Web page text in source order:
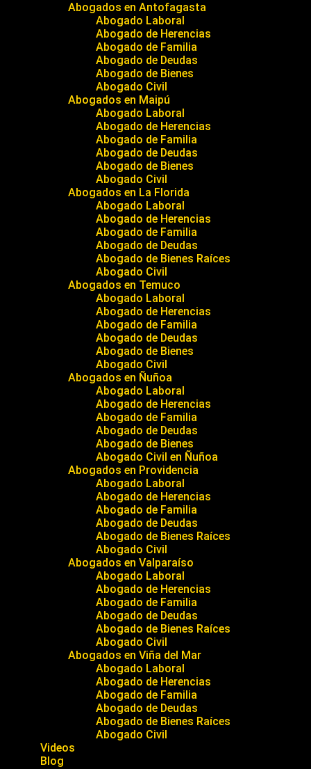
Abogados en Antofagasta
Abogado Laboral
Abogado de Herencias
Abogado de Familia
Abogado de Deudas
Abogado de Bienes
Abogado Civil
Abogados en Maipú
Abogado Laboral
Abogado de Herencias
Abogado de Familia
Abogado de Deudas
Abogado de Bienes
Abogado Civil
Abogados en La Florida
Abogado Laboral
Abogado de Herencias
Abogado de Familia
Abogado de Deudas
Abogado de Bienes Raíces
Abogado Civil
Abogados en Temuco
Abogado Laboral
Abogado de Herencias
Abogado de Familia
Abogado de Deudas
Abogado de Bienes
Abogado Civil
Abogados en Ñuñoa
Abogado Laboral
Abogado de Herencias
Abogado de Familia
Abogado de Deudas
Abogado de Bienes
Abogado Civil en Ñuñoa
Abogados en Providencia
Abogado Laboral
Abogado de Herencias
Abogado de Familia
Abogado de Deudas
Abogado de Bienes Raíces
Abogado Civil
Abogados en Valparaíso
Abogado Laboral
Abogado de Herencias
Abogado de Familia
Abogado de Deudas
Abogado de Bienes Raíces
Abogado Civil
Abogados en Viña del Mar
Abogado Laboral
Abogado de Herencias
Abogado de Familia
Abogado de Deudas
Abogado de Bienes Raíces
Abogado Civil
Videos
Blog